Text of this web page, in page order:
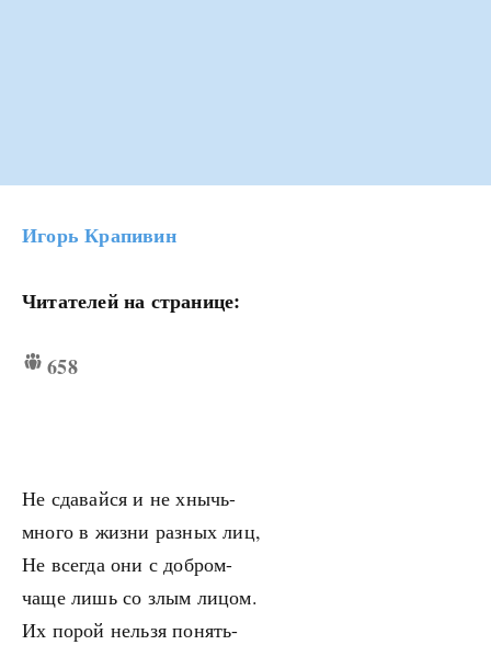
Игорь Крапивин
Читателей на странице:
658
Не сдавайся и не хнычь-
много в жизни разных лиц,
Не всегда они с добром-
чаще лишь со злым лицом.
Их порой нельзя понять-